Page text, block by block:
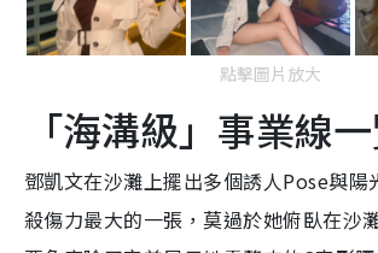
點擊圖片放大
「海溝級」事業線
鄧凱文在沙灘上擺出多個誘人Pose與陽
殺傷力最大的一張，莫過於她俯臥在沙